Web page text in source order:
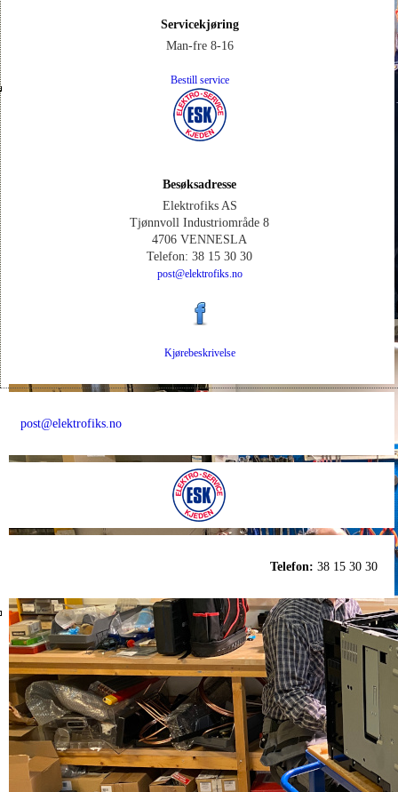
Servicekjøring
Man-fre 8-16
Bestill service
Besøksadresse
Elektrofiks AS
Tjønnvoll Industriområde 8
4706 VENNESLA
Telefon: 38 15 30 30
post@elektrofiks.no
Kjørebeskrivelse
post@elektrofiks.no
Telefon: 38 15 30 30